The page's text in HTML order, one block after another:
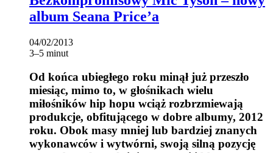
album Seana Price’a
04/02/2013
3–5 minut
Od końca ubiegłego roku minął już przeszło
miesiąc, mimo to, w głośnikach wielu
miłośników hip hopu wciąż rozbrzmiewają
produkcje, obfitującego w dobre albumy, 2012
roku. Obok masy mniej lub bardziej znanych
wykonawców i wytwórni, swoją silną pozycję